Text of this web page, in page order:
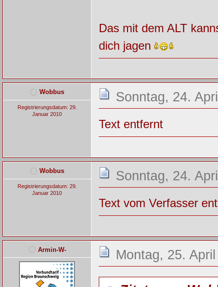
Das mit dem ALT
dich jagen
Wobbus
Registrierungsdatum: 29.
Januar 2010
Sonntag, 24.
Text entfernt
Wobbus
Registrierungsdatum: 29.
Januar 2010
Sonntag, 24.
Text vom Verfasser
Armin-W- Montag, 25.